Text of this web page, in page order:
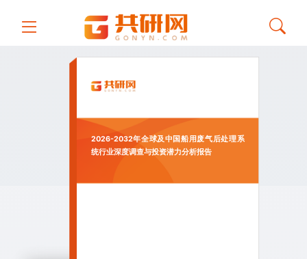
2026-2032年全球及中国船用废气后处理系
统行业深度调查与投资潜力分析报告